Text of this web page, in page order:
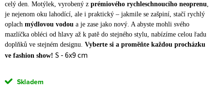
celý den. Motýlek, vyrobený z prémiového rychleschnoucího neoprenu,
je nejenom oku lahodící, ale i praktický – jakmile se zašpiní, stačí rychlý
oplach mýdlovou vodou a je zase jako nový. A abyste mohli svého
mazlíčka obléci od hlavy až k patě do stejného stylu, nabízíme celou řadu
doplňků ve stejném designu. Vyberte si a proměňte každou procházku
ve fashion show! S - 6x9 cm
Skladem